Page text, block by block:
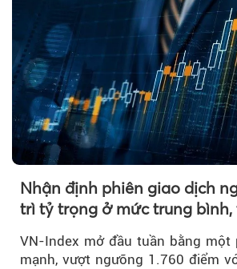
Nhận định phiên giao dịch
trì tỷ trọng ở mức trung
VN-Index mở đầu tuần bằng một
mạnh, vượt ngưỡng 1.760 điểm